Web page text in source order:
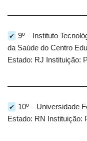
✔ 9º – Instituto
da Saúde do Centro
Estado: RJ Instituição:
✔ 10º – Universidade
Estado: RN Instituição: